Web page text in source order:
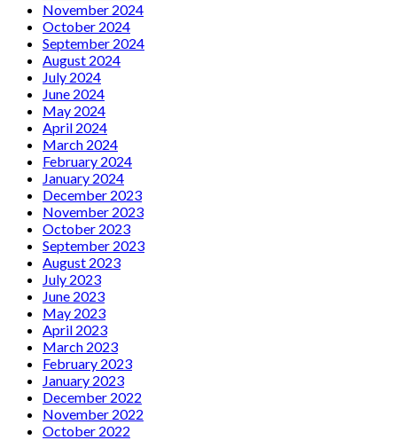
November 2024
October 2024
September 2024
August 2024
July 2024
June 2024
May 2024
April 2024
March 2024
February 2024
January 2024
December 2023
November 2023
October 2023
September 2023
August 2023
July 2023
June 2023
May 2023
April 2023
March 2023
February 2023
January 2023
December 2022
November 2022
October 2022